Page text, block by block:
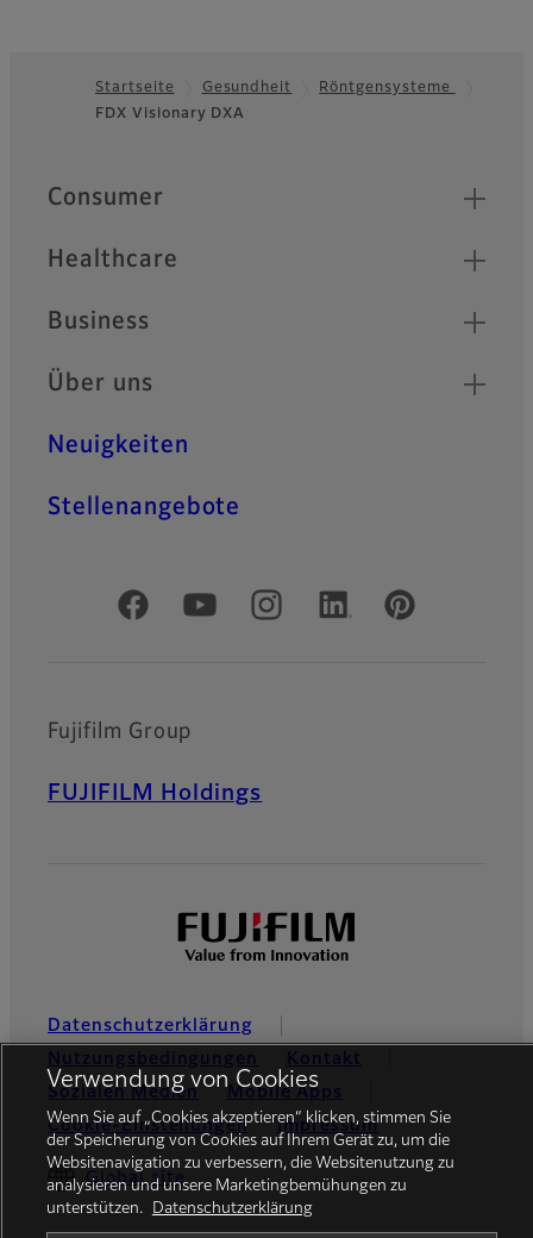
Footer
Startseite Gesundheit
Röntgensysteme
FDX Visionary DXA
Quick Links
Consumer
Healthcare
Business
Über uns
Neuigkeiten
Stellenangebote
Offizielle soziale Medien
Fujifilm Group
FUJIFILM Holdings
Datenschutzerklärung
Nutzungsbedingungen
Kontakt
Sozialen Medien
Mobile Apps
Cookie-Einstellungen
Impressum
Global site
Verwendung von Cookies
Wenn Sie auf „Cookies akzeptieren“ klicken, stimmen Sie
der Speicherung von Cookies auf Ihrem Gerät zu, um die
Websitenavigation zu verbessern, die Websitenutzung zu
analysieren und unsere Marketingbemühungen zu
unterstützen.
Datenschutzerklärung